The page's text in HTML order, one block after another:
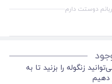
دوستت دارم
زنگوله را بزنید تا به
دهیم